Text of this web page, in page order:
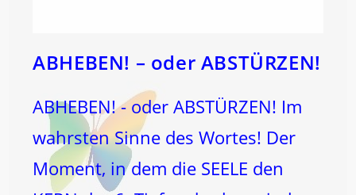
ABHEBEN! – oder ABSTÜRZEN!
ABHEBEN! - oder ABSTÜRZEN! Im
wahrsten Sinne des Wortes! Der
Moment, in dem die SEELE den